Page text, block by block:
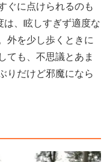
ぐに点けられるのも
、眩しすぎず適度な
外を少し歩くときに
ても、不思議とあま
りだけど邪魔になら